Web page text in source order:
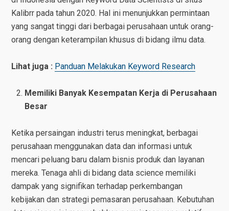
Kalibrr pada tahun 2020. Hal ini menunjukkan permintaan
yang sangat tinggi dari berbagai perusahaan untuk orang-
orang dengan keterampilan khusus di bidang ilmu data.
Lihat juga : Panduan Melakukan Keyword Research
Memiliki Banyak Kesempatan Kerja di Perusahaan
Besar
Ketika persaingan industri terus meningkat, berbagai
perusahaan menggunakan data dan informasi untuk
mencari peluang baru dalam bisnis produk dan layanan
mereka. Tenaga ahli di bidang data science memiliki
dampak yang signifikan terhadap perkembangan
kebijakan dan strategi pemasaran perusahaan. Kebutuhan